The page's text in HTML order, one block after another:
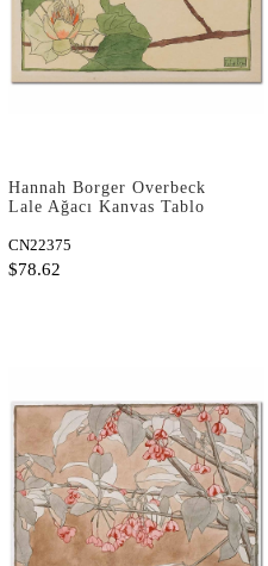
Hannah Borger Overbeck
Lale Ağacı Kanvas Tablo
CN22375
$78.62